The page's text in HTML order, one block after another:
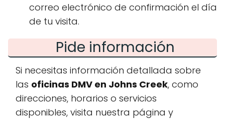
correo electrónico de confirmación el día
de tu visita.
Pide información
Si necesitas información detallada sobre
las oficinas DMV en Johns Creek, como
direcciones, horarios o servicios
disponibles, visita nuestra página y